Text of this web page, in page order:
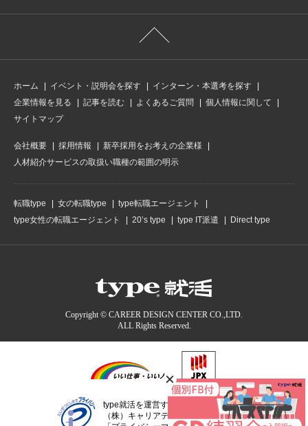
ホーム イベント・説明会を探す
インターン・本選考を探す
企業情報を見る
記事を読む よくあるご質問
個人情報に関して
サイトマップ
会社概要 採用情報
新卒採用をお考えの企業様
人材紹介サービスの取扱い職種の範囲の明示
転職type 女の転職type
type転職エージェント
type女性の転職エージェント
20’s type type IT派遣 Direct type
Copyright © CAREER DESIGN CENTER CO.,LTD.
ALL Rights Reserved.
type就活を運営する
（株）キャリアデザインセンターは